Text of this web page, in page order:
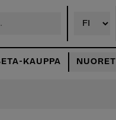
KAUPPA NUORET